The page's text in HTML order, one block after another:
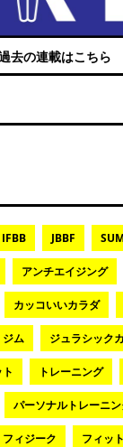
去の連載はこちら
IFBB JBBF
アンチエイジング
カッコいいカラダ
ジム ジュラシック
トレーニング
パーソナルトレーニ
フィジーク フィッ